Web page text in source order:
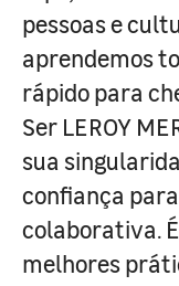
pessoas e
aprendemos
rápido para
Ser LEROY
sua
confiança
colaborativa.
melhores